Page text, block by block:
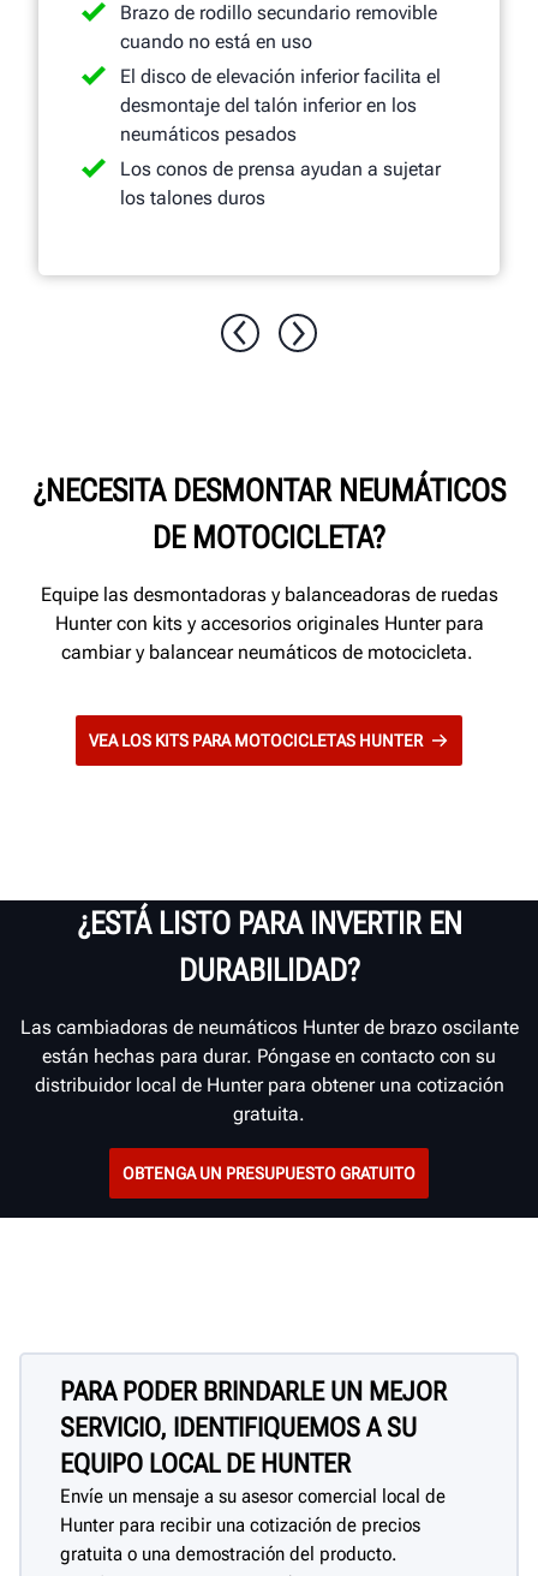
Brazo de rodillo secundario removible
cuando no está en uso
El disco de elevación inferior facilita el
desmontaje del talón inferior en los
neumáticos pesados
Los conos de prensa ayudan a sujetar
los talones duros
¿NECESITA DESMONTAR NEUMÁTICOS
DE MOTOCICLETA?
Equipe las desmontadoras y balanceadoras de ruedas
Hunter con kits y accesorios originales Hunter para
cambiar y balancear neumáticos de motocicleta.
VEA LOS KITS PARA MOTOCICLETAS HUNTER
¿ESTÁ LISTO PARA INVERTIR EN
DURABILIDAD?
Las cambiadoras de neumáticos Hunter de brazo oscilante
están hechas para durar. Póngase en contacto con su
distribuidor local de Hunter para obtener una cotización
gratuita.
OBTENGA UN PRESUPUESTO GRATUITO
PARA PODER BRINDARLE UN MEJOR
SERVICIO, IDENTIFIQUEMOS A SU
EQUIPO LOCAL DE HUNTER
Envíe un mensaje a su asesor comercial local de
Hunter para recibir una cotización de precios
gratuita o una demostración del producto.